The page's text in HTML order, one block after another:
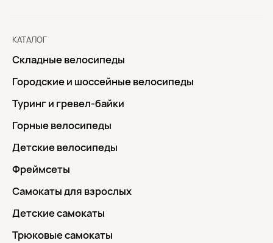
КАТАЛОГ
Складные велосипеды
Городские и шоссейные велосипеды
Туринг и гревел-байки
Горные велосипеды
Детские велосипеды
Фреймсеты
Самокаты для взрослых
Детские самокаты
Трюковые самокаты